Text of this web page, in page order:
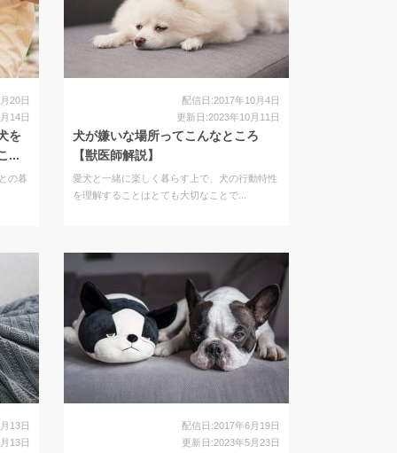
20日
14日
を
...
の暮
配信日:2017年10月4日
更新日:2023年10月11日
犬が嫌いな場所ってこんなところ
【獣医師解説】
愛犬と一緒に楽しく暮らす上で、犬の行動特性
を理解することはとても大切なことで...
13日
13日
配信日:2017年6月19日
更新日:2023年5月23日